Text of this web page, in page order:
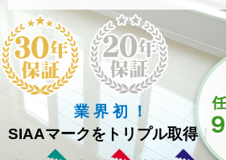
業 界 初 ！
SIAAマークをトリプル取得！